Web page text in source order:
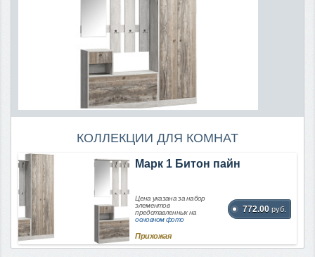
КОЛЛЕКЦИИ ДЛЯ КОМНАТ
Марк 1 Битон пайн
Цена указана за набор
элементов
представленных на
основном фото
772.00 руб.
Прихожая